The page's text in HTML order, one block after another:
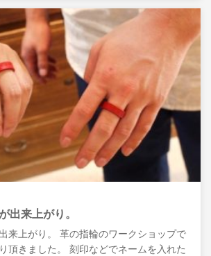
出来上がり。
来上がり。 革の指輪のワークショップで
頂きました。 刻印などでネームを入れた